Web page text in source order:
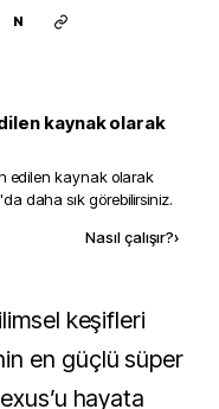
N
kaynak olarak
edilen kaynak olarak
daha sık görebilirsiniz.
Nasıl çalışır?›
en güçlü süper
hayata